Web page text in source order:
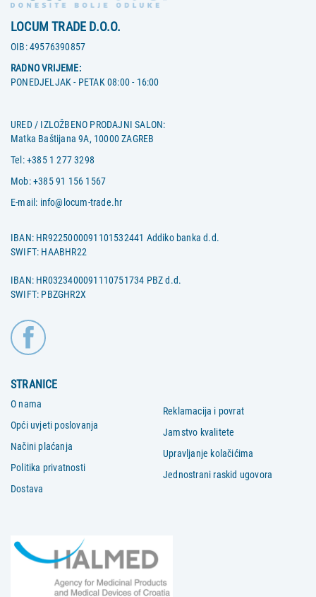
LOCUM TRADE D.O.O.
OIB:49576390857
RADNO VRIJEME:
PONEDJELJAK - PETAK 08:00 - 16:00
URED / IZLOŽBENO PRODAJNI SALON:
Matka Baštijana 9A, 10000 ZAGREB
Tel:+385 1 277 3298
Mob:+385 91 156 1567
E-mail: info@locum-trade.hr
IBAN: HR9225000091101532441 Addiko banka d.d.
SWIFT: HAABHR22
IBAN: HR0323400091110751734 PBZ d.d.
SWIFT: PBZGHR2X
STRANICE
O nama
Opći uvjeti poslovanja
Načini plaćanja
Politika privatnosti
Dostava
Reklamacija i povrat
Jamstvo kvalitete
Upravljanje kolačićima
Jednostrani raskid ugovora